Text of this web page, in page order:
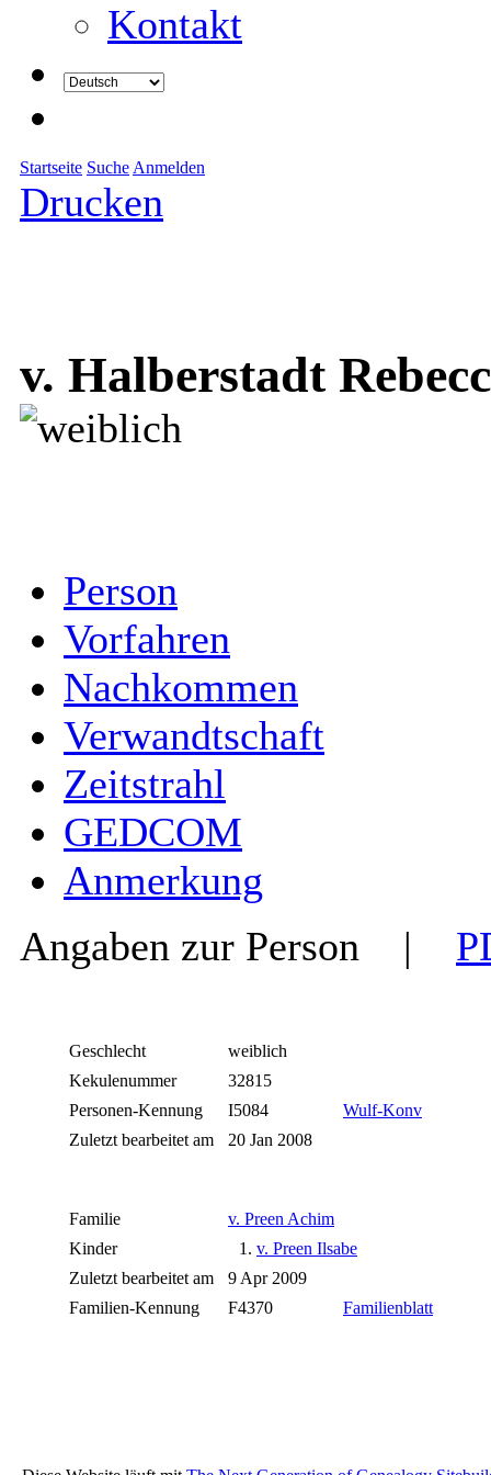
Kontakt
Startseite Suche Anmelden
Drucken
v. Halberstadt
Person
Vorfahren
Nachkommen
Verwandtschaft
Zeitstrahl
GEDCOM
Anmerkung
Angaben zur Person |
Geschlecht
weiblich
Kekulenummer
32815
Personen-Kennung
I5084
Wulf-Konv
Zuletzt bearbeitet am
20 Jan 2008
Familie
v. Preen Achim
Kinder
1. v. Preen Ilsabe
Zuletzt bearbeitet am
9 Apr 2009
Familien-Kennung
F4370 Familienblatt